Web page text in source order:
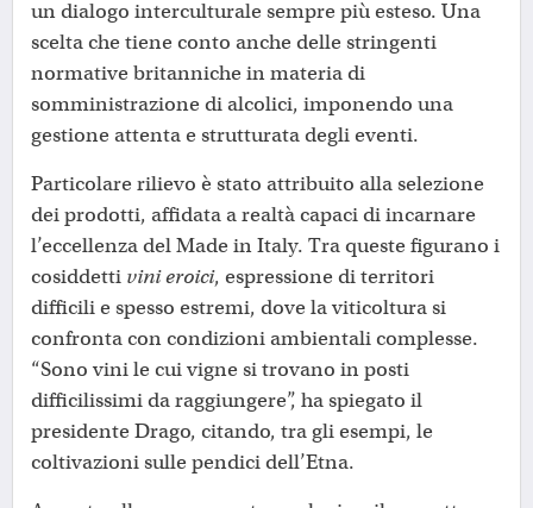
un dialogo interculturale sempre più esteso. Una
scelta che tiene conto anche delle stringenti
normative britanniche in materia di
somministrazione di alcolici, imponendo una
gestione attenta e strutturata degli eventi.
Particolare rilievo è stato attribuito alla selezione
dei prodotti, affidata a realtà capaci di incarnare
l’eccellenza del Made in Italy. Tra queste figurano i
cosiddetti vini eroici, espressione di territori
difficili e spesso estremi, dove la viticoltura si
confronta con condizioni ambientali complesse.
“Sono vini le cui vigne si trovano in posti
difficilissimi da raggiungere”, ha spiegato il
presidente Drago, citando, tra gli esempi, le
coltivazioni sulle pendici dell’Etna.